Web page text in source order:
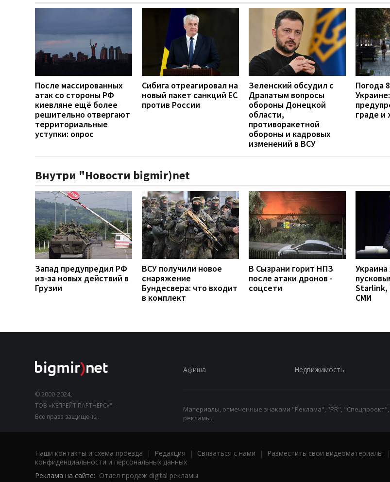
После массированных
атак со стороны РФ
киевляне ещё более
решительно отвергают
территориальные
уступки: опрос
Сибига отреагировал на
новый пакет санкций ЕС
против России
Зеленский обсудил с
Драпатым вопросы
обороны Донецкой
области,
противоракетной
обороны и кадровых
изменений в ВСУ
Погода
граде и
Внутри "Новости bigmir)net
Запад предупредил РФ
из-за новых действий в
Грузии
ВСУ получили новое
снаряжение
Бундесвера: что входит
в комплект
В Сызрани горит НПЗ
после атаки дронов -
соцсети
Starlink,
СМИ
© 2000-2024,
ТОВ «КЕПРЕЙТ ПАРТНЕРС»".
Все права защищены.
Афиша Недвижимость
Материалы, отмеченные знаками "Реклама", "PR",
рекламы.
Наши контакты и схема проезда | Редакция | Связаться с нами | Разместить свои видеоматериалы |
конфиденциальности и персональных данных
Реклама на сайте: Отдел продаж digital рекламы